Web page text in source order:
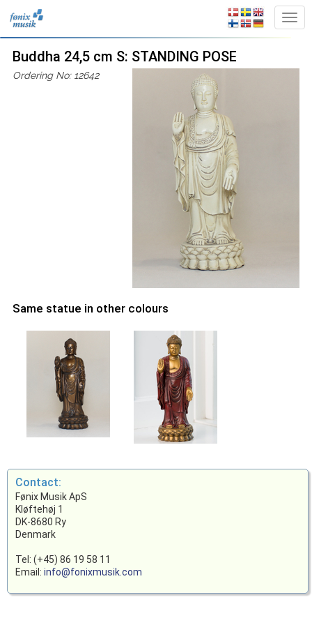
Buddha 24,5 cm S: STANDING POSE
Ordering No: 12642
Same statue in other colours
Contact:
Fønix Musik ApS
Kløftehøj 1
DK-8680 Ry
Denmark
Tel: (+45) 86 19 58 11
Email: info@fonixmusik.com